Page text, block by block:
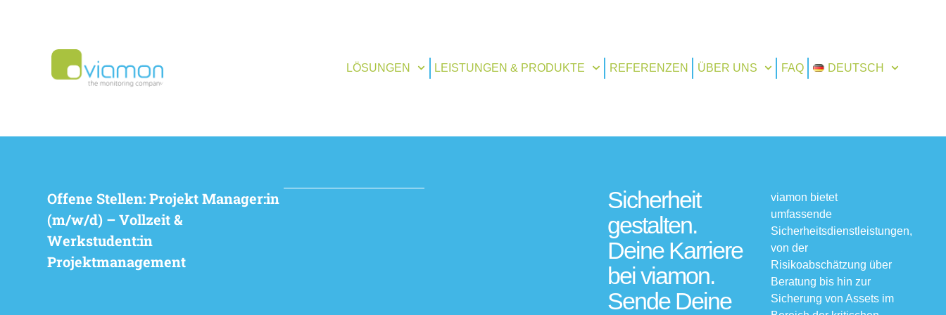
LÖSUNGEN LEISTUNGEN & PRODUKTE REFERENZEN ÜBER UNS FAQ DEUTSCH
Offene Stellen: Projekt Manager:in
(m/w/d) – Vollzeit &
Werkstudent:in
Projektmanagement
Sicherheit
gestalten.
Deine Karriere
bei viamon.
Sende Deine
viamon bietet
umfassende
Sicherheitsdienstleistungen,
von der
Risikoabschätzung über
Beratung bis hin zur
Sicherung von Assets im